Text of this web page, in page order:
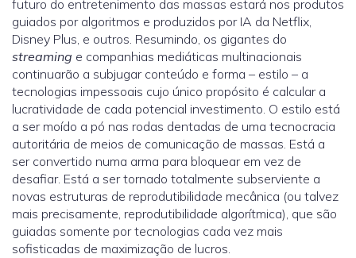
futuro do entretenimento das massas estará nos produtos
guiados por algoritmos e produzidos por IA da Netflix,
Disney Plus, e outros. Resumindo, os gigantes do
streaming e companhias mediáticas multinacionais
continuarão a subjugar conteúdo e forma – estilo – a
tecnologias impessoais cujo único propósito é calcular a
lucratividade de cada potencial investimento. O estilo está
a ser moído a pó nas rodas dentadas de uma tecnocracia
autoritária de meios de comunicação de massas. Está a
ser convertido numa arma para bloquear em vez de
desafiar. Está a ser tornado totalmente subserviente a
novas estruturas de reprodutibilidade mecânica (ou talvez
mais precisamente, reprodutibilidade algorítmica), que são
guiadas somente por tecnologias cada vez mais
sofisticadas de maximização de lucros.